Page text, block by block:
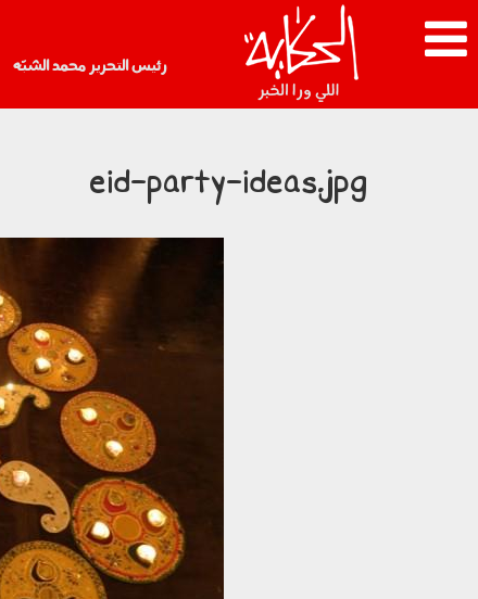
رئيس التحرير محمد الشبّه
eid-party-ideas.jpg